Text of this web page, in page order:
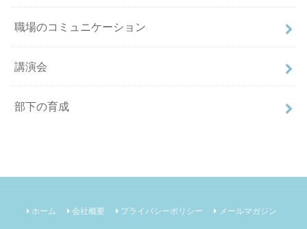
職場のコミュニケーション
講演会
部下の育成
ホーム 会社概要 プライバシーポリシー メールマガジン